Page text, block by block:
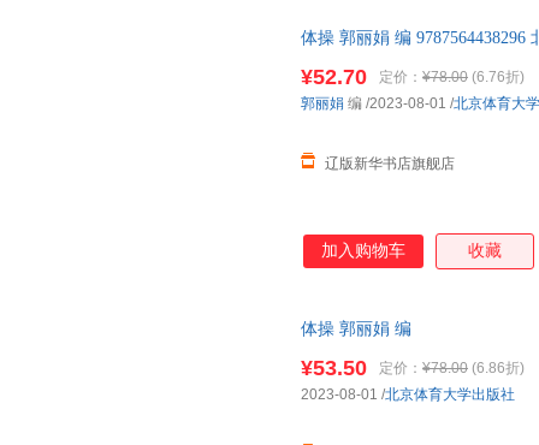
再尊重科学的基础上做艺术的
体操 郭丽娟 编
¥52.70 定价： ¥78.00 (6.76折)
辽版新华书店旗舰店
郭丽娟 编 /2023-08-01 /北京体育大
加入购物车 收藏
体操 郭丽娟 编
¥53.50 定价： ¥78.00 (6.86折)
2023-08-01 /北京体育大学出版社